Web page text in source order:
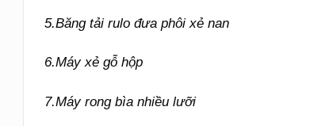
5.Băng tải rulo đưa phôi xẻ nan
6.Máy xẻ gỗ hộp
7.Máy rong bìa nhiều lưỡi